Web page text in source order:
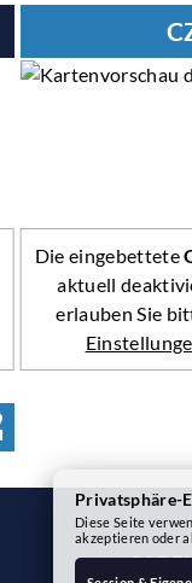
Die eingebettete
aktuell
erlauben Sie
PSZ
Privatsphäre-
Diese Seite
akzeptieren oder